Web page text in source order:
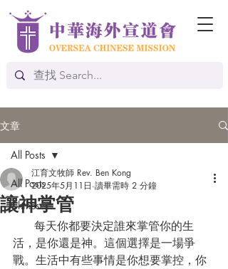
文章
All Posts
Chinese
All Posts
讓神掌管
江育文牧師 Rev. Ben Kong
2025年5月11日 讀畢需時 2 分鐘
活，是你還是神。這個選擇是一場爭
戰。生活中有些事情是你想要掌控，你